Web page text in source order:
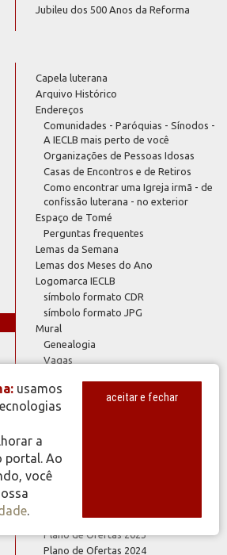
Jubileu dos 500 Anos da Reforma
Capela luterana
Arquivo Histórico
Endereços
Comunidades - Paróquias - Sínodos -
A IECLB mais perto de você
Organizações de Pessoas Idosas
Casas de Encontros e de Retiros
Como encontrar uma Igreja irmã - de
confissão luterana - no exterior
Espaço de Tomé
Perguntas frequentes
Lemas da Semana
Lemas dos Meses do Ano
Logomarca IECLB
símbolo formato CDR
símbolo formato JPG
Mural
Genealogia
Vagas
Publicações
Artigoteca
Rede de Recursos
Rosa de Lutero
Índices IECLB
Plano de Ofertas 2023
Plano de Ofertas 2024
usamos
a
portal. Ao
você
.
aceitar e fechar